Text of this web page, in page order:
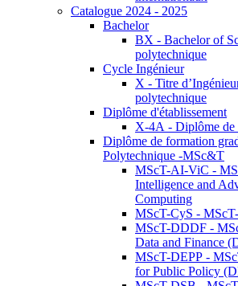
Catalogue 2024 - 2025
Bachelor
BX - Bachelor of
polytechnique
Cycle Ingénieur
X - Titre
polytechnique
Diplôme d'établissement
X-4A - Diplôme de
Diplôme de formation
Polytechnique -MSc&T
MScT-AI-ViC -
Intelligence and
Computing
MScT-CyS -
MScT-DDDF -
Data and Finance
MScT-DEPP -
for Public Policy